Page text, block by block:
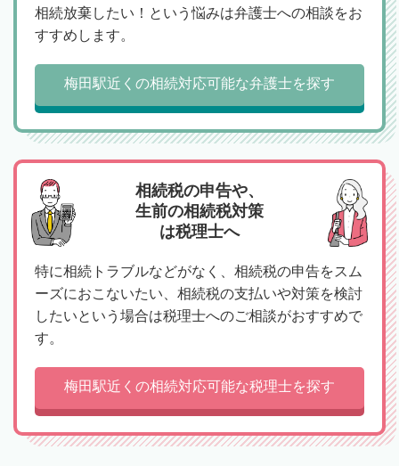
相続放棄したい！という悩みは弁護士への相談をお
すすめします。
梅田駅近くの相続対応可能な弁護士を探す
相続税の申告や、
生前の相続税対策
は税理士へ
特に相続トラブルなどがなく、相続税の申告をスム
ーズにおこないたい、相続税の支払いや対策を検討
したいという場合は税理士へのご相談がおすすめで
す。
梅田駅近くの相続対応可能な税理士を探す